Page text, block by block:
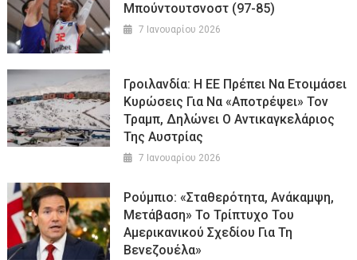
Μπούντουτσνοστ (97-85)
7 Ιανουαρίου 2026
Γροιλανδία: Η ΕΕ Πρέπει Να Ετοιμάσει
Κυρώσεις Για Να «αποτρέψει» Τον
Τραμπ, Δηλώνει Ο Αντικαγκελάριος
Της Αυστρίας
7 Ιανουαρίου 2026
Ρούμπιο: «Σταθερότητα, Ανάκαμψη,
Μετάβαση» Το Τρίπτυχο Του
Αμερικανικού Σχεδίου Για Τη
Βενεζουέλα»